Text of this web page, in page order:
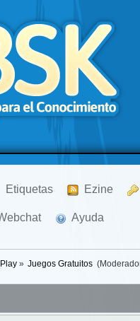
Etiquetas Ezine
Ayuda
» Juegos Gratuitos